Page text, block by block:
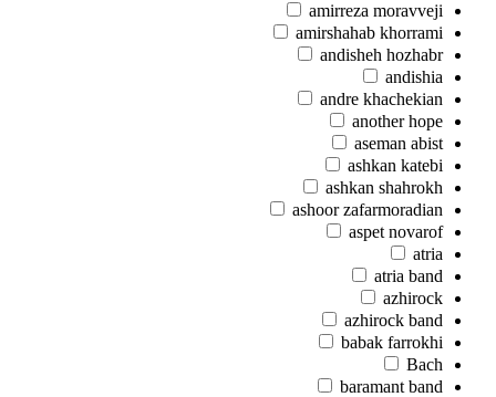
amirreza moravveji
amirshahab khorrami
andisheh hozhabr
andishia
andre khachekian
another hope
aseman abist
ashkan katebi
ashkan shahrokh
ashoor zafarmoradian
aspet novarof
atria
atria band
azhirock
azhirock band
babak farrokhi
Bach
baramant band